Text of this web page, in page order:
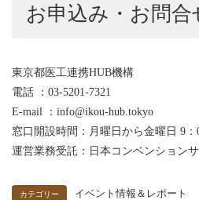
お申込み・お問合
東京都医工連携HUB機構
電話 ：03-5201-7321
E-mail ：info@ikou-hub.tokyo
窓口開設時間：月曜日から金曜日 9：
運営業務受託：日本コンベンション
カテゴリー イベント情報＆レポート